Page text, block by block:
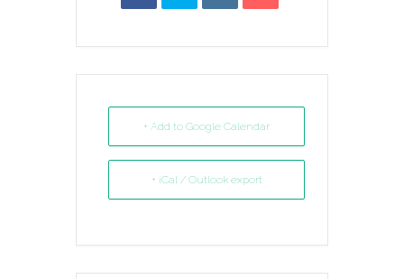
+ Add to Google Calendar
+ iCal / Outlook export